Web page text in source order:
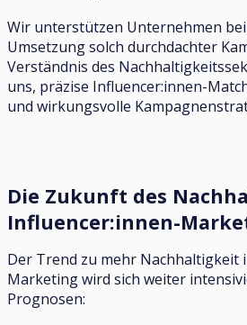
Wir unterstützen Unternehmen
Umsetzung solch durchdachter
Verständnis des
uns, präzise Influencer:innen-
und wirkungsvolle
Die Zukunft des
Influencer:innen-
Der Trend zu mehr Nachhaltigkeit
Marketing wird sich weiter
Prognosen: